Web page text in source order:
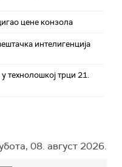
цене конзола
интелигенција
технолошкој трци 21.
08. август 2026.